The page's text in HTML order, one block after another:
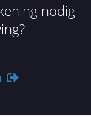
nodig